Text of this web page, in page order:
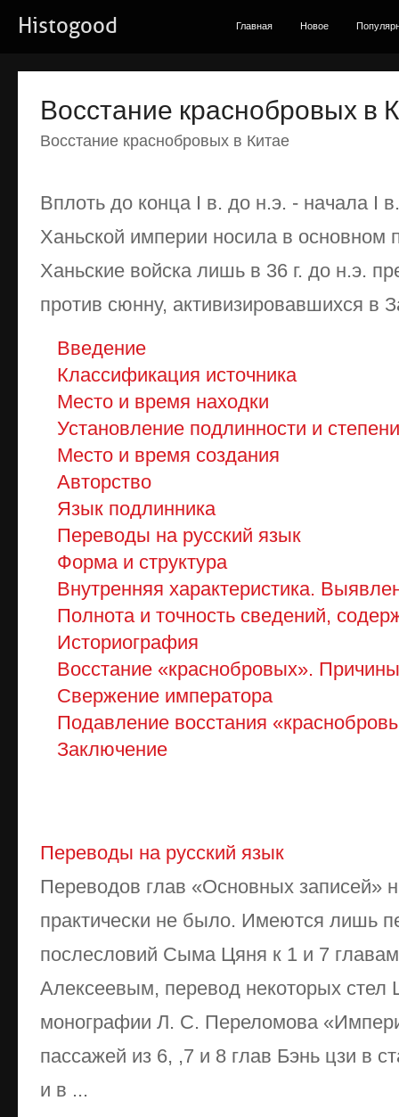
Histogood Главная Новое
Восстание краснобровых в
Восстание краснобровых в Китае
Вплоть до конца I в. до н.э. - начала I
Ханьской империи носила в основном
Ханьские войска лишь в 36 г. до н.э.
против сюнну, активизировавшихся в
Введение
Классификация источника
Место и время находки
Установление подлинности и
Место и время создания
Авторство
Язык подлинника
Переводы на русский язык
Форма и структура
Внутренняя характеристика.
Полнота и точность сведений,
Историография
Восстание «краснобровых».
Свержение императора
Подавление восстания
Заключение
Переводы на русский язык
Переводов глав «Основных записей»
практически не было. Имеются лишь
послесловий Сыма Цяня к 1 и 7
Алексеевым, перевод некоторых стел
монографии Л. С. Переломова
пассажей из 6, ,7 и 8 глав Бэнь цзи в
и в ...